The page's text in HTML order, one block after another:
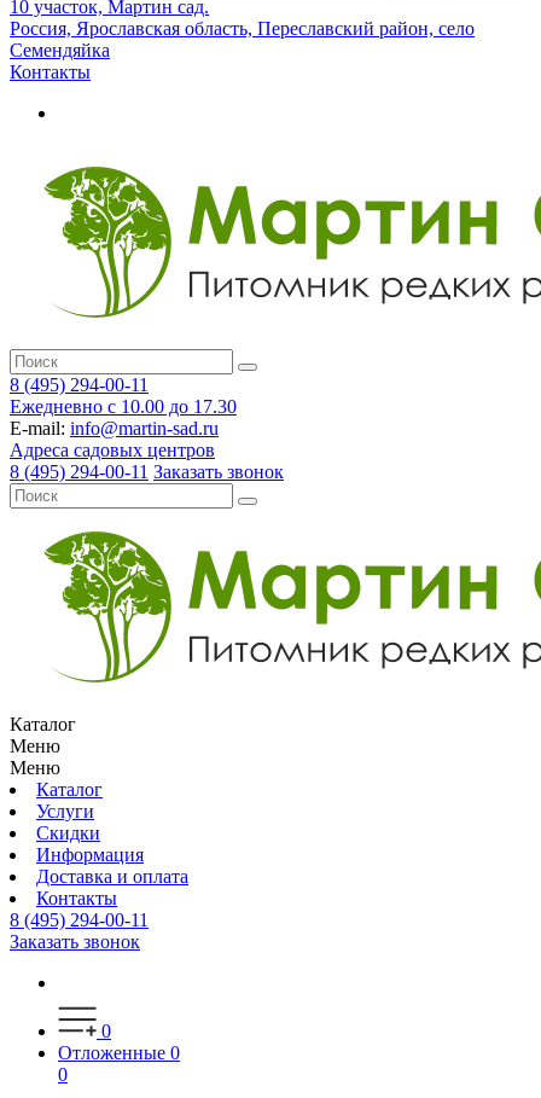
10 участок, Мартин сад.
Россия, Ярославская область, Переславский район, село
Семендяйка
Контакты
8 (495) 294-00-11
Ежедневно с 10.00 до 17.30
E-mail: info@martin-sad.ru
Адреса садовых центров
8 (495) 294-00-11 Заказать звонок
Каталог
Меню
Меню
Каталог
Услуги
Скидки
Информация
Доставка и оплата
Контакты
8 (495) 294-00-11
Заказать звонок
0
Отложенные 0
0